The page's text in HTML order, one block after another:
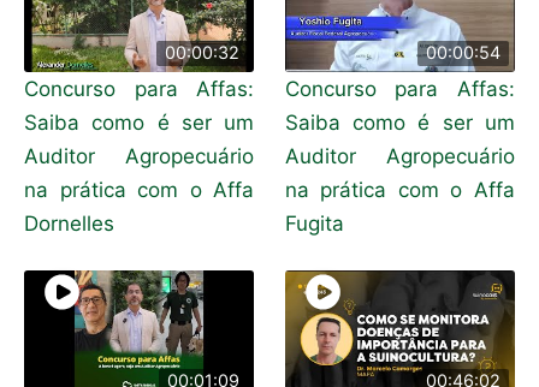
00:00:32
Concurso para Affas:
Saiba como é ser um
Auditor Agropecuário
na prática com o Affa
Dornelles
00:00:54
Concurso para Affas:
Saiba como é ser um
Auditor Agropecuário
na prática com o Affa
Fugita
00:01:09 00:46:02